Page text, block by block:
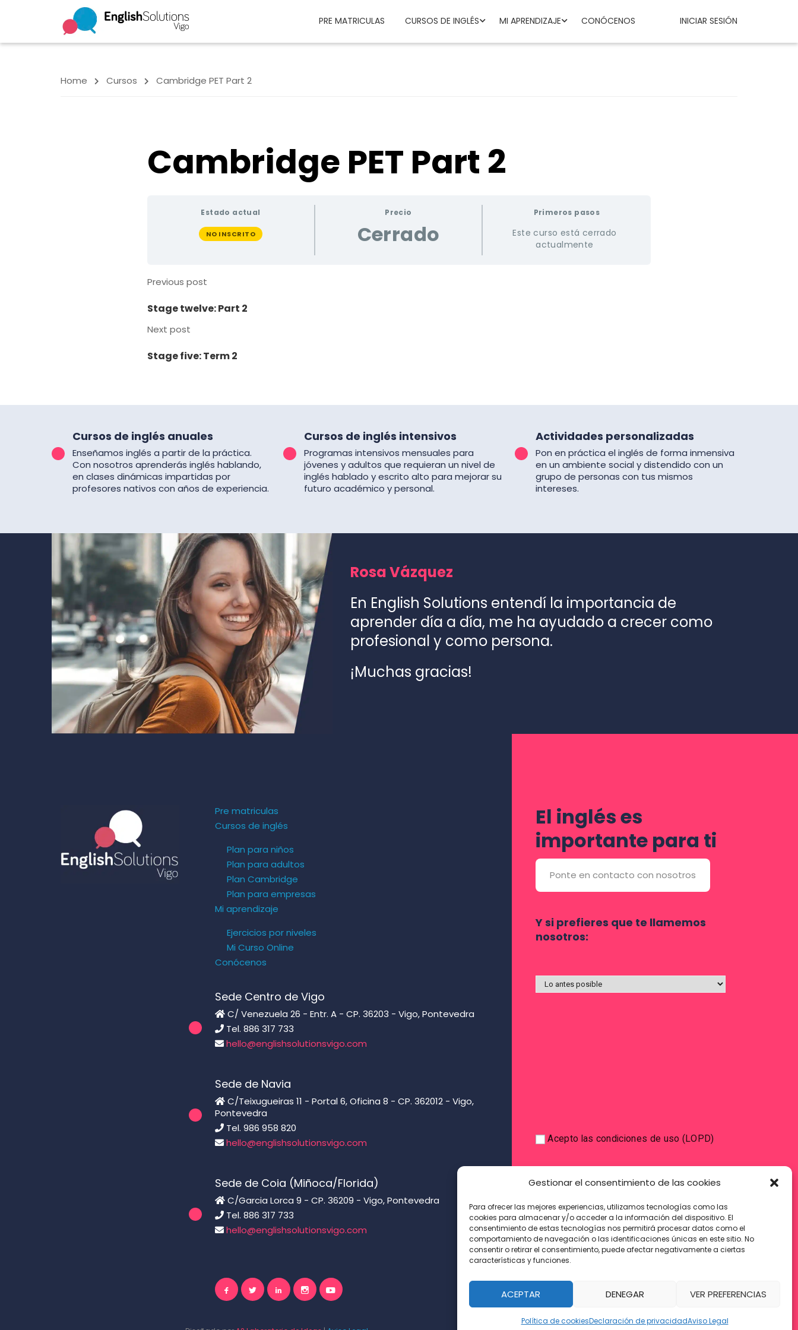
Gestionar el consentimiento de las cookies
Para ofrecer las mejores experiencias, utilizamos tecnologías como las
cookies para almacenar y/o acceder a la información del dispositivo. El
consentimiento de estas tecnologías nos permitirá procesar datos como el
comportamiento de navegación o las identificaciones únicas en este sitio. No
consentir o retirar el consentimiento, puede afectar negativamente a ciertas
características y funciones.
ACEPTAR DENEGAR VER PREFERENCIAS
Política de cookiesDeclaración de privacidadAviso Legal
PRE MATRICULAS CURSOS DE INGLÉS MI APRENDIZAJE CONÓCENOS INICIAR SESIÓN
Home Cursos Cambridge PET Part 2
Cambridge PET Part 2
Estado actual
NO INSCRITO
Precio
Cerrado
Primeros pasos
Este curso está cerrado
actualmente
Previous post
Stage twelve: Part 2
Next post
Stage five: Term 2
Cursos de inglés anuales
Enseñamos inglés a partir de la práctica.
Con nosotros aprenderás inglés hablando,
en clases dinámicas impartidas por
profesores nativos con años de experiencia.
Cursos de inglés intensivos
Programas intensivos mensuales para
jóvenes y adultos que requieran un nivel de
inglés hablado y escrito alto para mejorar su
futuro académico y personal.
Actividades personalizadas
Pon en práctica el inglés de forma inmensiva
en un ambiente social y distendido con un
grupo de personas con tus mismos
intereses.
Rosa Vázquez
En English Solutions entendí la importancia de
aprender día a día, me ha ayudado a crecer como
profesional y como persona.
¡Muchas gracias!
Pre matriculas
Cursos de inglés
Plan para niños
Plan para adultos
Plan Cambridge
Plan para empresas
Mi aprendizaje
Ejercicios por niveles
Mi Curso Online
Conócenos
Sede Centro de Vigo
C/ Venezuela 26 - Entr. A - CP. 36203 - Vigo, Pontevedra
Tel. 886 317 733
hello@englishsolutionsvigo.com
Sede de Navia
C/Teixugueiras 11 - Portal 6, Oficina 8 - CP. 362012 - Vigo,
Pontevedra
Tel. 986 958 820
hello@englishsolutionsvigo.com
Sede de Coia (Miñoca/Florida)
C/Garcia Lorca 9 - CP. 36209 - Vigo, Pontevedra
Tel. 886 317 733
hello@englishsolutionsvigo.com
El inglés es
importante para ti
Ponte en contacto con nosotros
Y si prefieres que te llamemos
nosotros:
Acepto las condiciones de uso (LOPD)